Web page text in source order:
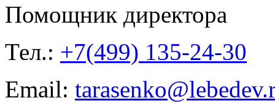
Помощник директора
Тел.: +7(499) 135-24-30
Email: